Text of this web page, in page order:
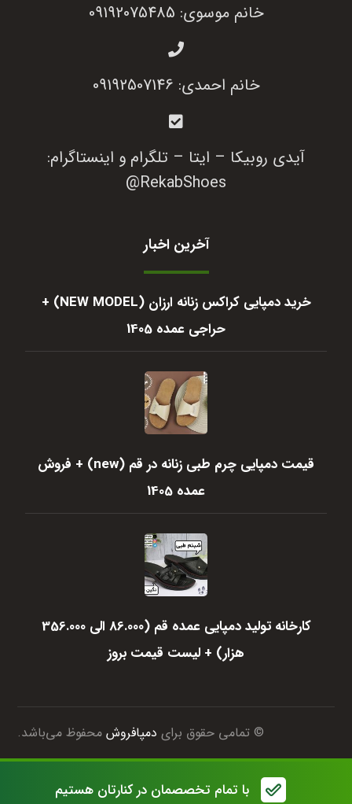
خانم موسوی: 09192075485
خانم احمدی: 09192507146
آیدی روبیکا – ایتا – تلگرام و اینستاگرام:
RekabShoes@
آخرین اخبار
خرید دمپایی کراکس زنانه ارزان (NEW MODEL) +
حراجی عمده 1405
قیمت دمپایی چرم طبی زنانه در قم (new) + فروش
عمده 1405
کارخانه تولید دمپایی عمده قم (86.000 الی 356.000
هزار) + لیست قیمت بروز
© تمامی حقوق برای دمپافروشمحفوظ می‌باشد.
با تمام تخصصمان در کنارتان هستیم